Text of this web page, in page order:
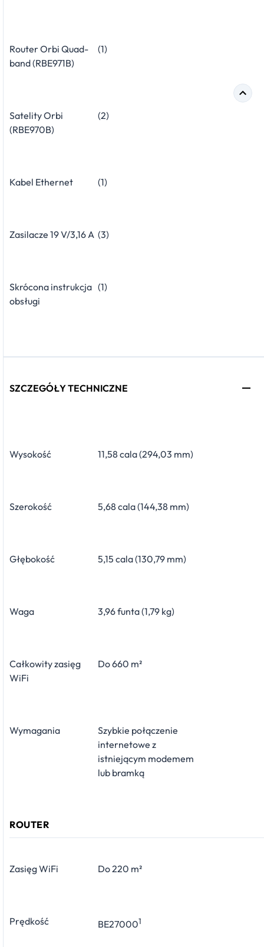
Router Orbi Quad-
band (RBE971B)
(1)
Satelity Orbi
(RBE970B)
(2)
Kabel Ethernet (1)
Zasilacze 19 V/3,16 A (3)
Skrócona instrukcja
obsługi
(1)
SZCZEGÓŁY TECHNICZNE
Wysokość 11,58 cala (294,03 mm)
Szerokość 5,68 cala (144,38 mm)
Głębokość 5,15 cala (130,79 mm)
Waga 3,96 funta (1,79 kg)
Całkowity zasięg
WiFi
Do 660 m²
Wymagania
Szybkie połączenie
internetowe z
istniejącym modemem
lub bramką
ROUTER
Zasięg WiFi Do 220 m²
Prędkość BE270001